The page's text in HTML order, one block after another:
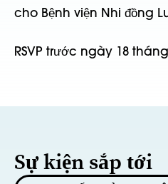
cho Bệnh viện Nhi đồng
RSVP trước ngày 18
Sự kiện sắp tới